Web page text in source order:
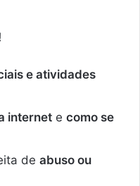
e atividades
internet e como se
de abuso ou